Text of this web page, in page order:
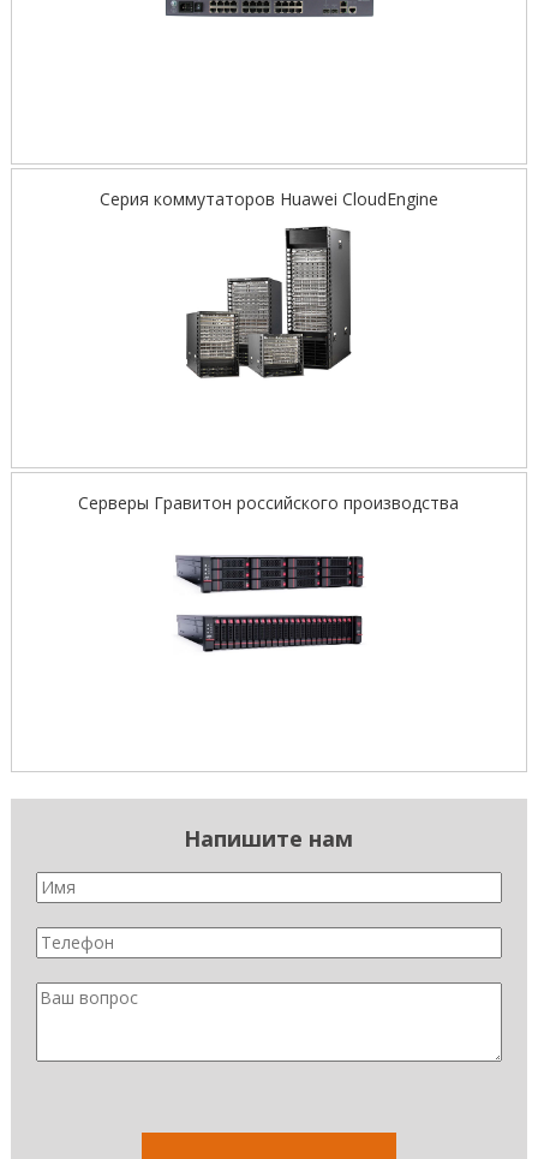
Серия коммутаторов Huawei CloudEngine
Серверы Гравитон российского производства
Напишите нам